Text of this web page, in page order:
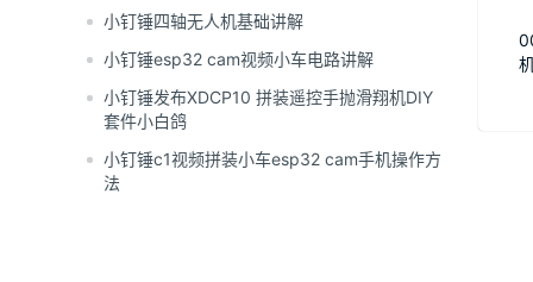
小钉锤四轴无人机基础讲解
小钉锤esp32 cam视频小车电路讲解
小钉锤发布XDCP10 拼装遥控手抛滑翔机DIY
套件小白鸽
小钉锤c1视频拼装小车esp32 cam手机操作方
法